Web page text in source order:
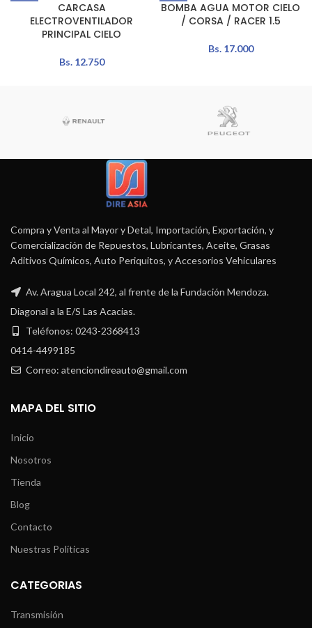
CARCASA
ELECTROVENTILADOR
PRINCIPAL CIELO
Bs.12.750
BOMBA AGUA MOTOR CIELO
/ CORSA / RACER 1.5
Bs.17.000
Compra y Venta al Mayor y Detal, Importación, Exportación, y
Comercialización de Repuestos, Lubricantes, Aceite, Grasas
Aditivos Químicos, Auto Periquitos, y Accesorios Vehiculares
Av. Aragua Local 242, al frente de la Fundación Mendoza.
Diagonal a la E/S Las Acacias.
Teléfonos: 0243-2368413
0414-4499185
Correo: atenciondireauto@gmail.com
MAPA DEL SITIO
Inicio
Nosotros
Tienda
Blog
Contacto
Nuestras Políticas
CATEGORIAS
Transmisión